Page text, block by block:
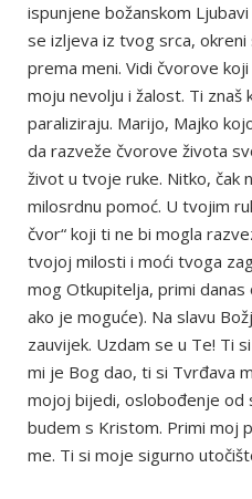
ispunjene božanskom
se izljeva iz tvog srca,
prema meni. Vidi čvorove
moju nevolju i žalost. Ti znaš
paraliziraju. Marijo, Majko
da razveže čvorove života
život u tvoje ruke. Nitko, čak
milosrdnu pomoć. U tvojim
čvor“ koji ti ne bi mogla
tvojoj milosti i moći tvoga
mog Otkupitelja, primi danas
ako je moguće). Na slavu
zauvijek. Uzdam se u Te! Ti
mi je Bog dao, ti si Tvrđava
mojoj bijedi, oslobođenje od
budem s Kristom. Primi moj
me. Ti si moje sigurno